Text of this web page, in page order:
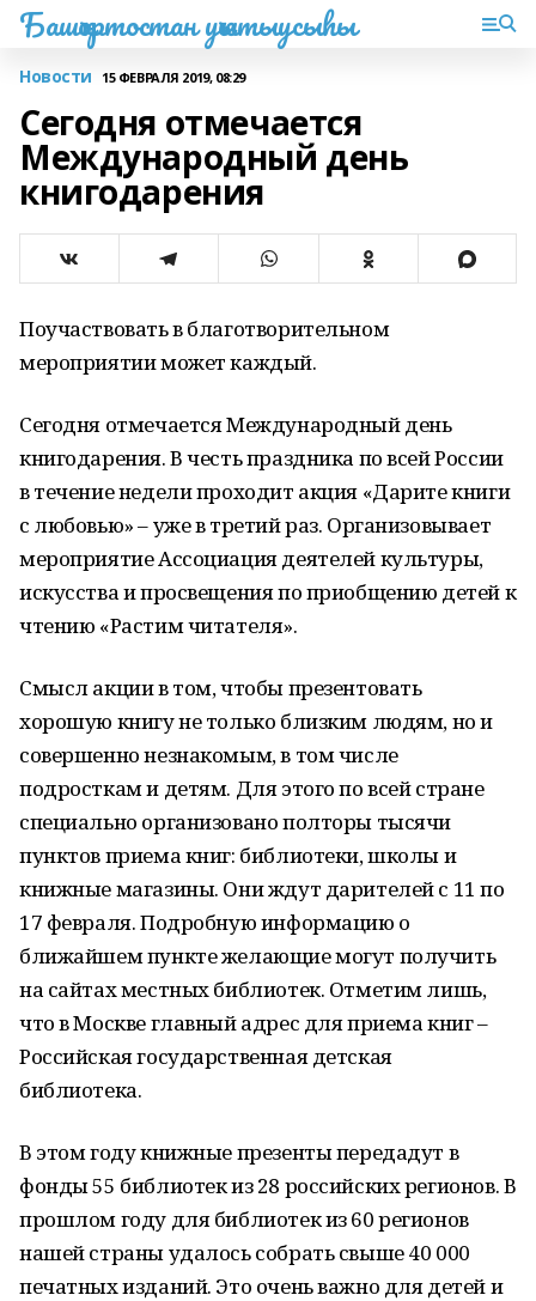
Башҡортостан уҡытыусыһы
Новости 15 ФЕВРАЛЯ 2019, 08:29
Сегодня отмечается
Международный день
книгодарения
Поучаствовать в благотворительном
мероприятии может каждый.
Сегодня отмечается Международный день
книгодарения. В честь праздника по всей России
в течение недели проходит акция «Дарите книги
с любовью» – уже в третий раз. Организовывает
мероприятие Ассоциация деятелей культуры,
искусства и просвещения по приобщению детей к
чтению «Растим читателя».
Смысл акции в том, чтобы презентовать
хорошую книгу не только близким людям, но и
совершенно незнакомым, в том числе
подросткам и детям. Для этого по всей стране
специально организовано полторы тысячи
пунктов приема книг: библиотеки, школы и
книжные магазины. Они ждут дарителей с 11 по
17 февраля. Подробную информацию о
ближайшем пункте желающие могут получить
на сайтах местных библиотек. Отметим лишь,
что в Москве главный адрес для приема книг –
Российская государственная детская
библиотека.
В этом году книжные презенты передадут в
фонды 55 библиотек из 28 российских регионов. В
прошлом году для библиотек из 60 регионов
нашей страны удалось собрать свыше 40 000
печатных изданий. Это очень важно для детей и